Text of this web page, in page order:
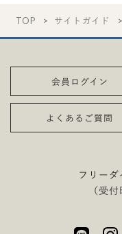
TOP サイトガイド
会員ログイン
よくあるご質問
フリーダ
（受